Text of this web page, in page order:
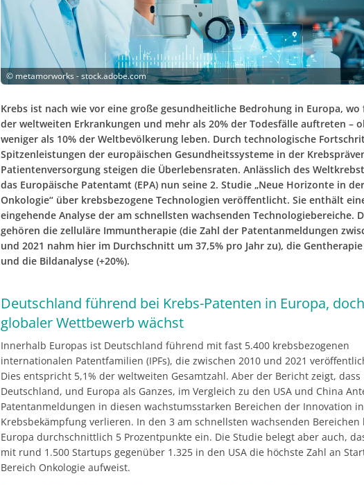
© metamorworks - stock.adobe.com
Krebs ist nach wie vor eine große gesundheitliche Bedrohung in Europa, wo
der weltweiten Erkrankungen und mehr als 20% der Todesfälle auftreten –
weniger als 10% der Weltbevölkerung leben. Durch technologische
Spitzenleistungen der europäischen Gesundheitssysteme in der
Patientenversorgung steigen die Überlebensraten. Anlässlich des
das Europäische Patentamt (EPA) nun seine 2. Studie „Neue Horizonte in der
Onkologie“ über krebsbezogene Technologien veröffentlicht. Sie enthält
eingehende Analyse der am schnellsten wachsenden Technologiebereiche.
gehören die zelluläre Immuntherapie (die Zahl der Patentanmeldungen
und 2021 nahm hier im Durchschnitt um 37,5% pro Jahr zu), die Gentherapie
und die Bildanalyse (+20%).
Deutschland führend bei Krebs-Patenten in Europa, doch
globaler Wettbewerb wächst
Innerhalb Europas ist Deutschland führend mit fast 5.400 krebsbezogenen
internationalen Patentfamilien (IPFs), die zwischen 2010 und 2021
Dies entspricht 5,1% der weltweiten Gesamtzahl. Aber der Bericht zeigt, dass
Deutschland, und Europa als Ganzes, im Vergleich zu den USA und China
Patentanmeldungen in diesen wachstumsstarken Bereichen der Innovation
Krebsbekämpfung verlieren. In den 3 am schnellsten wachsenden Bereichen
Europa durchschnittlich 5 Prozentpunkte ein. Die Studie belegt aber auch,
mit rund 1.500 Startups gegenüber 1.325 in den USA die höchste Zahl an
Bereich Onkologie aufweist.